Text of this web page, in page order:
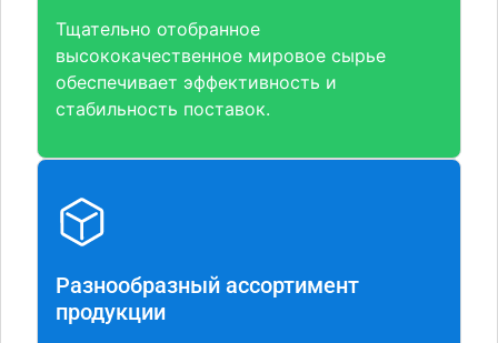
Тщательно отобранное
высококачественное мировое сырье
обеспечивает эффективность и
стабильность поставок.
Разнообразный ассортимент
продукции